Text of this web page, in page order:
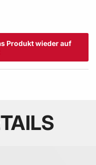
Produkt wieder auf